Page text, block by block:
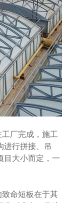
厂完成，施工
进行拼接、吊
目大小而定，一
命短板在于其